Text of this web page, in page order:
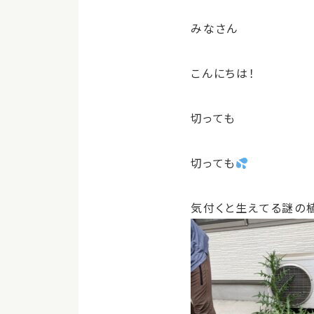
みなさん
こんにちは！
切っても
切っても
気付くと生えてる謎の